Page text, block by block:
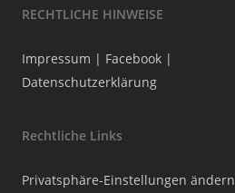
RECHTLICHE HINWEISE
Impressum | Facebook |
Datenschutzerklärung
Rechtliche Links
Privatsphäre-Einstellungen ändern